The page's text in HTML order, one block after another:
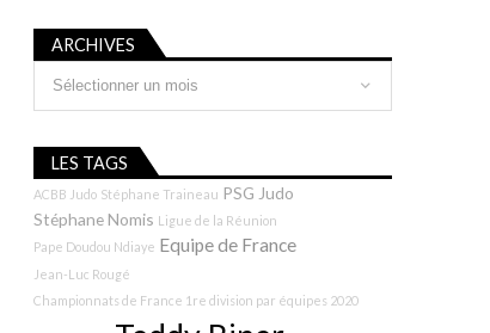
ARCHIVES
LES TAGS
ACBB Judo Stéphane Traineau PSG Judo
Stéphane Nomis Ligue de la Réunion
Pape Doudou Ndiaye Equipe de France
Jean-Luc Rougé
Championnats de France 1re division par équipes 2020